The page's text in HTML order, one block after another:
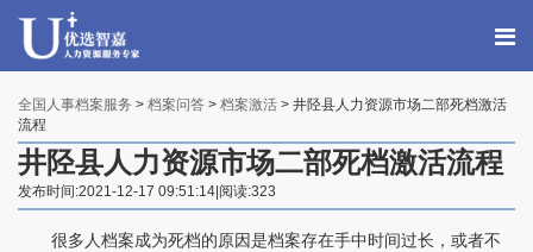
全国人事档案服务 > 档案问答 > 档案激活 > 井陉县人力资源市场二部死档激活
流程
井陉县人力资源市场二部死档激活流程
发布时间:2021-12-17 09:51:14|阅读:323
很多人档案成为死档的原因是档案存在手中时间过长，或者不